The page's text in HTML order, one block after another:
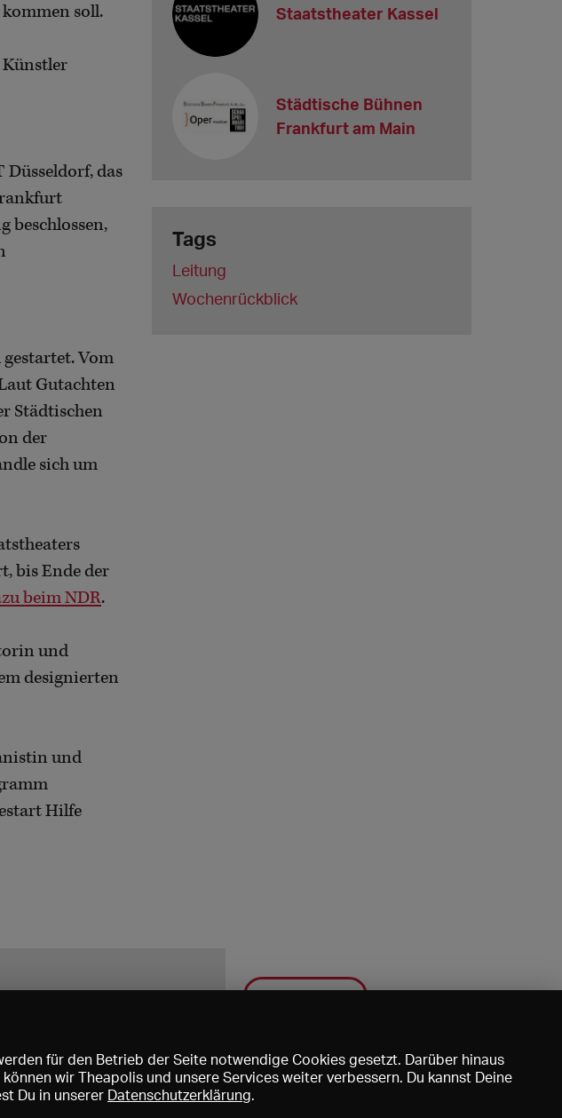
soll.
Düsseldorf, das
beschlossen,
gestartet. Vom
Gutachten
Städtischen
der
sich um
bis Ende der
beim NDR.
und
designierten
und
Hilfe
Staatstheater Kassel
Städtische Bühnen
Frankfurt am Main
Tags
Leitung
Wochenrückblick
Speichern
für den Betrieb der Seite notwendige Cookies gesetzt. Darüber hinaus
wir Theapolis und unsere Services weiter verbessern. Du kannst Deine
Du in unserer Datenschutzerklärung.